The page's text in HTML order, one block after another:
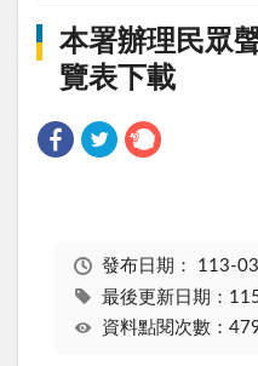
本署辦理民眾
覽表下載
發布日期： 113-
最後更新日期：
資料點閱次數：